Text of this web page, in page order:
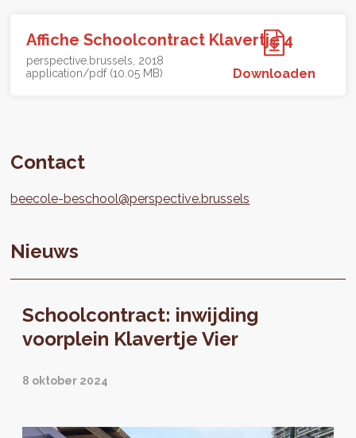
Affiche Schoolcontract Klavertje 4
perspective.brussels 2018
application/pdf (10.05 MB)
Downloaden
Contact
beecole-beschool@perspective.brussels
Nieuws
Schoolcontract: inwijding
voorplein Klavertje Vier
8 oktober 2024